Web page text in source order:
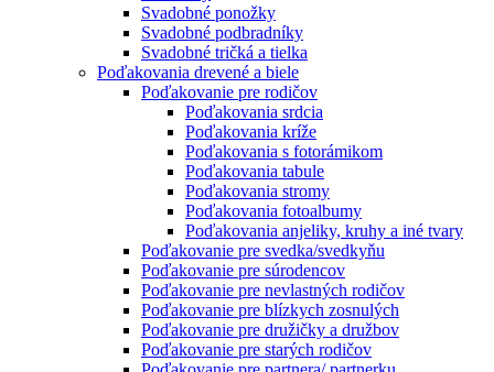
Svadobné ponožky
Svadobné podbradníky
Svadobné tričká a tielka
Poďakovania drevené a biele
Poďakovanie pre rodičov
Poďakovania srdcia
Poďakovania kríže
Poďakovania s fotorámikom
Poďakovania tabule
Poďakovania stromy
Poďakovania fotoalbumy
Poďakovania anjeliky, kruhy a iné tvary
Poďakovanie pre svedka/svedkyňu
Poďakovanie pre súrodencov
Poďakovanie pre nevlastných rodičov
Poďakovanie pre blízkych zosnulých
Poďakovanie pre družičky a družbov
Poďakovanie pre starých rodičov